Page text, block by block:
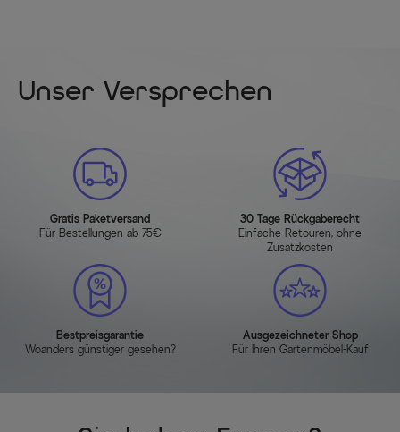
Unser Versprechen
Gratis Paketversand
Für Bestellungen ab 75€
30 Tage Rückgaberecht
Einfache Retouren, ohne
Zusatzkosten
Bestpreisgarantie
Woanders günstiger gesehen?
Ausgezeichneter Shop
Für Ihren Gartenmöbel-Kauf